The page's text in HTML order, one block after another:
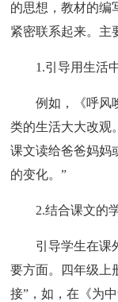
的思想，教材的编
紧密联系起来。主
1.引导用生活
例如，《呼风
类的生活大大改观
课文读给爸爸妈妈
的变化。”
2.结合课文的
引导学生在课
要方面。四年级上
接”，如，在《为